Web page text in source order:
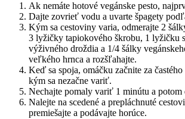
Ak nemáte hotové vegánske pesto,
Dajte zovrieť vodu a uvarte špagety
Kým sa cestoviny varia, odmerajte 2
3 lyžičky tapiokového škrobu, 1 lyžičku
výživného droždia a 1/4 šálky
veľkého hrnca a rozšľahajte.
Keď sa spoja, omáčku začnite za
kým sa nezačne variť.
Nechajte pomaly variť 1 minútu a potom
Nalejte na scedené a prepláchnuté
premiešajte a podávajte horúce.